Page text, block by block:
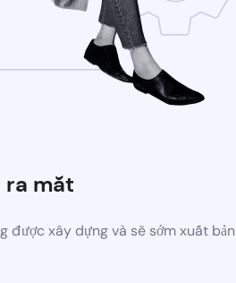
ra mắt
được xây dựng và sẽ sớm xuất bản